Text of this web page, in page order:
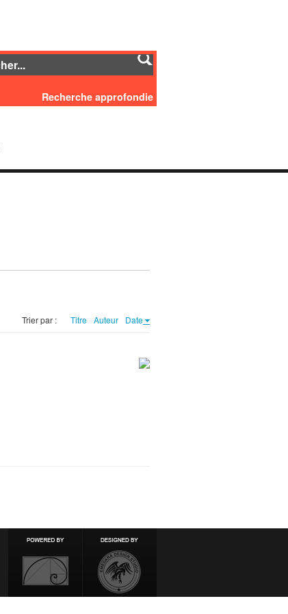
Recherche approfondie
Trier par : Titre Auteur Date